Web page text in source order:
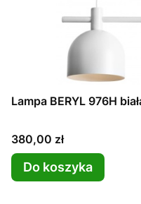
Lampa BERYL 976H
Cena
380,00 zł
Do koszyka